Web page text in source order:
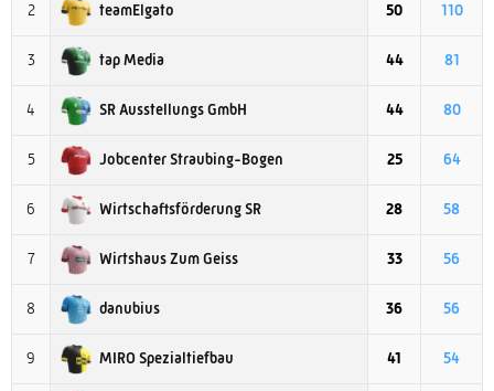
2 teamElgato 50 110
3 tap Media 44 81
4 SR Ausstellungs GmbH 44 80
5 Jobcenter Straubing-Bogen 25 64
6 Wirtschaftsförderung SR 28 58
7 Wirtshaus Zum Geiss 33 56
8 danubius 36 56
9 MIRO Spezialtiefbau 41 54